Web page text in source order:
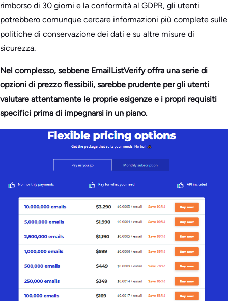
rimborso di 30 giorni e la conformità al GDPR, gli utenti
potrebbero comunque cercare informazioni più complete sulle
politiche di conservazione dei dati e su altre misure di
sicurezza.
Nel complesso, sebbene EmailListVerify offra una serie di
opzioni di prezzo flessibili, sarebbe prudente per gli utenti
valutare attentamente le proprie esigenze e i propri requisiti
specifici prima di impegnarsi in un piano.